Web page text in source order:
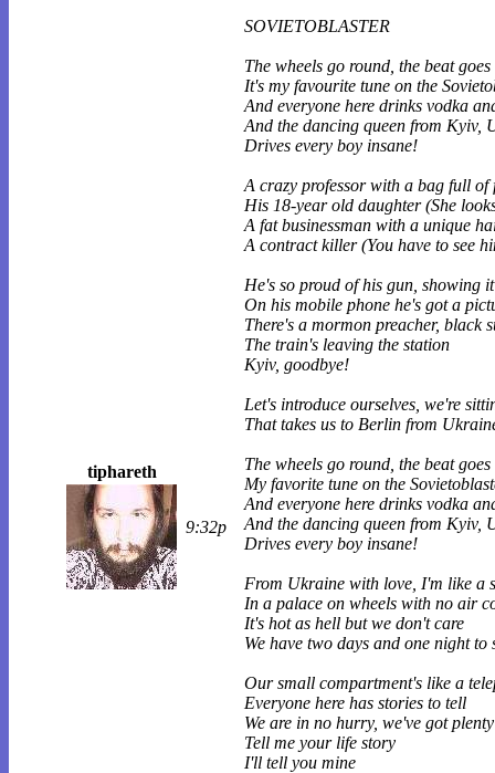
tiphareth
9:32p
SOVIETOBLASTER
The wheels go round, the beat goes
It's my favourite tune on the
And everyone here drinks vodka
And the dancing queen from Kyiv,
Drives every boy insane!
A crazy professor with a bag full of
His 18-year old daughter (She
A fat businessman with a unique
A contract killer (You have to see
He's so proud of his gun, showing
On his mobile phone he's got a
There's a mormon preacher, black
The train's leaving the station
Kyiv, goodbye!
Let's introduce ourselves, we're
That takes us to Berlin from
The wheels go round, the beat goes
My favorite tune on the
And everyone here drinks vodka
And the dancing queen from Kyiv,
Drives every boy insane!
From Ukraine with love, I'm like a
In a palace on wheels with no air
It's hot as hell but we don't care
We have two days and one night to
Our small compartment's like a
Everyone here has stories to tell
We are in no hurry, we've got
Tell me your life story
I'll tell you mine